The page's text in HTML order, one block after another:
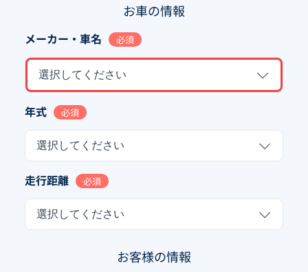
お車の情報
メーカー・車名 必須
選択してください
年式 必須
選択してください
走行距離 必須
選択してください
お客様の情報